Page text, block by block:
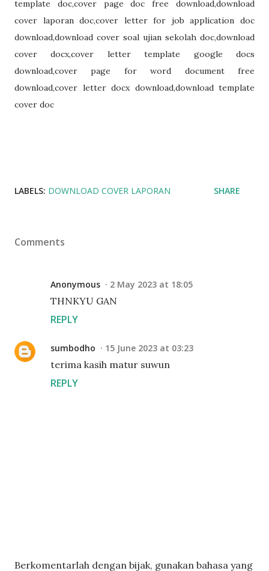
template doc,cover page doc free download,download
cover laporan doc,cover letter for job application doc
download,download cover soal ujian sekolah doc,download
cover docx,cover letter template google docs
download,cover page for word document free
download,cover letter docx download,download template
cover doc
LABELS: DOWNLOAD COVER LAPORAN SHARE
Comments
Anonymous 2 May 2023 at 18:05
THNKYU GAN
REPLY
sumbodho 15 June 2023 at 03:23
terima kasih matur suwun
REPLY
P
Berkomentarlah dengan bijak, gunakan bahasa yang